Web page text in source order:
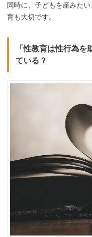
同時に、子どもを産みた
育も大切です。
「性教育は性行為
ている？